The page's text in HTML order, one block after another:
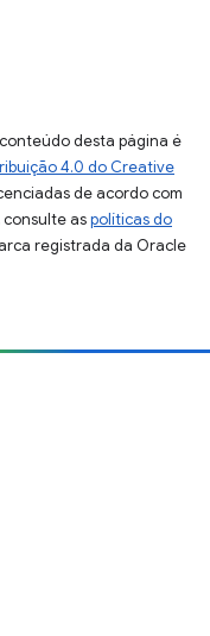
desta página é
4.0 do Creative
de acordo com
consulte aspolíticas do
registrada da Oracle